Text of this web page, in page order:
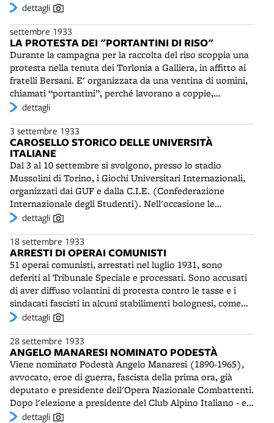
contemplativa. Le monache hanno lo scopo precipuo
ottenere grazie ai Sacerdoti e per l'incremento delle
vocazioni sacerdotali". Nel 1937 verrà edificata l’ampia
cappella dedicata al SS. Sacramento con accesso da via
Masi, progettata e decorata da Giuseppe Cassioli. Essa
custodirà le spoglie mortali della Madre fondatrice e nel
secondo dopoguerra verrà aperta, per volontà del
cardinal Lercaro, ai fedeli desiderosi di “prendere parte
alle funzioni liturgiche e all‘adorazione silenziosa delle
monache”.
dettagli
settembre 1933
LA PROTESTA DEI "PORTANTINI DI RISO"
Durante la campagna per la raccolta del riso scoppia una
protesta nella tenuta dei Torlonia a Galliera, in affitto ai
fratelli Bersani. E' organizzata da una ventina di uomini,
chiamati “portantini”, perché lavorano a coppie,
trasportando su una sorta di barella i covoni di riso. Il
richieste puntano a migliorare le condizioni massacranti
del lavoro. Poche ore dopo sul posto interviene la forza
pubblica, assieme ai capi fascisti. L'agitazione è
considerata un reato e gli organizzatori vengono
denunciati e inviati a Bologna nel carcere di San Giovanni
in Monte. Processati per direttissima, dovranno pagare
una forte multa. Un altro sciopero dei portantini si
verificherà nell'Azienda Fratelli Bersani nel 1942, in piena
guerra. Anche in quella occasione, assieme ai
rappresentanti del sindacato fascista, interverrà la forza
pubblica.
dettagli
3 settembre 1933
CAROSELLO STORICO DELLE UNIVERSITÀ
ITALIANE
Dal 3 al 10 settembre si svolgono, presso lo stadio
Mussolini di Torino, i Giochi Universitari Internazionali,
organizzati dai GUF e dalla C.I.E. (Confederazione
Internazionale degli Studenti). Nell'occasione le
rappresentanze di tutte le università italiane, tra esse
tradizionali. Le manifestazioni sportive universitarie
sono, per il Regime, un'occasione per rinsaldare la
"coscienza nazionale", tramite motivi folcloristici e
rievocazioni medievali.
dettagli
18 settembre 1933
ARRESTI DI OPERAI COMUNISTI
51 operai comunisti, arrestati nel luglio 1931, sono
deferiti al Tribunale Speciale e processati. Sono accusati
di aver diffuso volantini di protesta contro le tasse e i
sindacati fascisti in alcuni stabilimenti bolognesi, come
l'ACMA e la Weber. Quattro di essi, Amleto Caprini,
sono condannati, con sentenza del 18 settembre 1933, a
oltre 30 anni di carcere.
dettagli
28 settembre 1933
ANGELO MANARESI NOMINATO PODESTÀ
Viene nominato Podestà Angelo Manaresi (1890-1965),
avvocato, eroe di guerra, fascista della prima ora, già
deputato e presidente dell'Opera Nazionale Combattenti.
Dopo l'elezione a presidente del Club Alpino Italiano - e
per la sua grande passione per la montagna - sarà
dettagli